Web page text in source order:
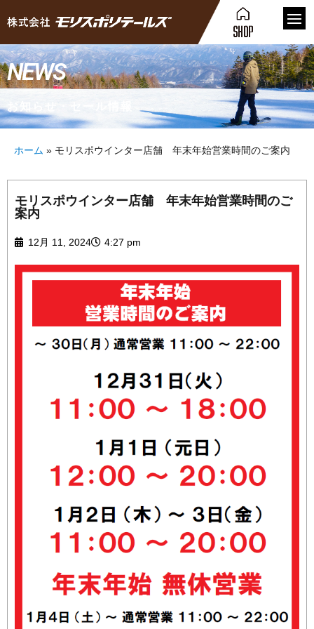
NEWS
お知らせ・セール情報
ホーム » モリスポウインター店舗 年末年始営業時間のご案内
モリスポウインター店舗 年末年始営業時間のご
案内
12月 11, 2024 4:27 pm